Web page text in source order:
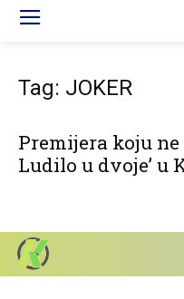
Tag: JOKER
Premijera koju ne
Ludilo u dvoje’ u